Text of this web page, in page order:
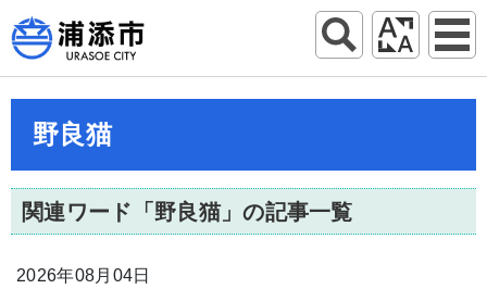
野良猫
関連ワード「野良猫」の記事一覧
2026年08月04日